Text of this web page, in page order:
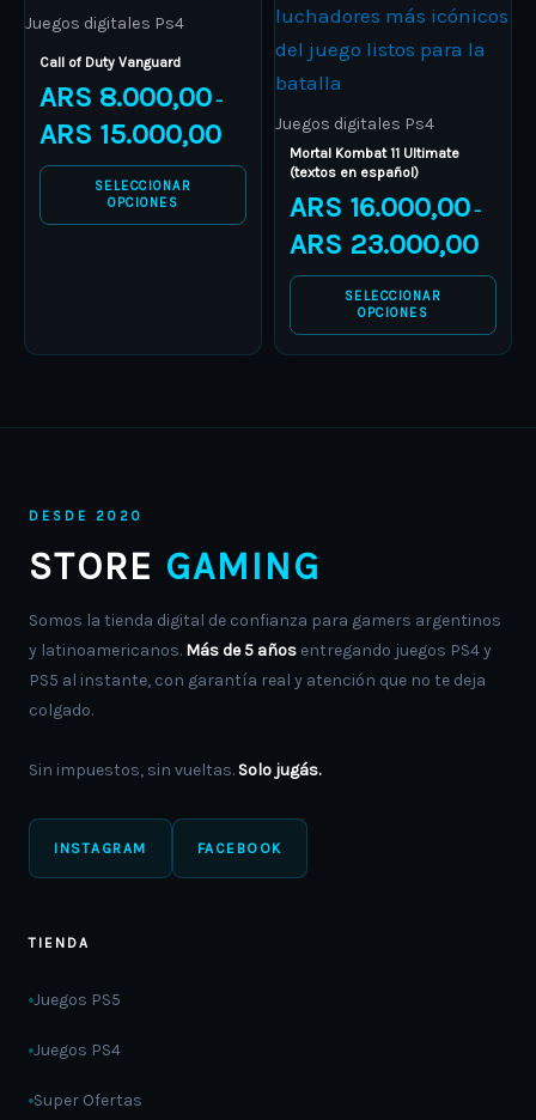
Juegos digitales Ps4
Call of Duty Vanguard
ARS 8.000,00 –
ARS 15.000,00
ARS 15.000,00
SELECCIONAR
OPCIONES
has
The
options
may
be
product
Juegos digitales Ps4
Mortal Kombat 11 Ultimate
(textos en español)
ARS 16.000,00 –
ARS 23.000,00
ARS
SELECCIONAR
OPCIONES
has
multiple
variants.
The
options
may
be
chosen
on
product
DESDE 2020
STORE GAMING
Somos la tienda digital de confianza para gamers argentinos
y latinoamericanos. Más de 5 años entregando juegos PS4 y
PS5 al instante, con garantía real y atención que no te deja
colgado.
Sin impuestos, sin vueltas. Solo jugás.
INSTAGRAM FACEBOOK
TIENDA
Juegos PS5
Juegos PS4
Super Ofertas